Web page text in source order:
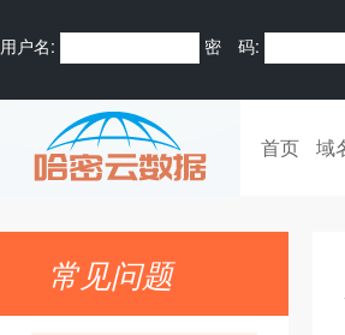
用户名: 密 码:
首页 域
常见问题